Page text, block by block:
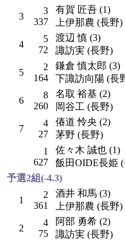
3
3
337
有賀 匠吾 (1)
上伊那農 (長野)
4
5
72
渡辺 慎 (3)
諏訪実 (長野)
5
2
164
鎌倉 慎太郎 (3)
下諏訪向陽 (長
6
8
260
名取 裕基 (2)
岡谷工 (長野)
7
4
27
偆道 怜央 (2)
茅野 (長野)
1
627
佐々木 誠也 (1)
飯田OIDE長姫
予選2組(-4.3)
1
2
361
酒井 和馬 (3)
上伊那農 (長野)
2
4
75
阿部 勇希 (2)
諏訪実 (長野)